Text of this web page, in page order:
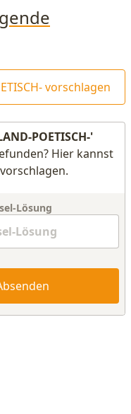
vorschlagen
POETISCH-'
Hier kannst
Lösung